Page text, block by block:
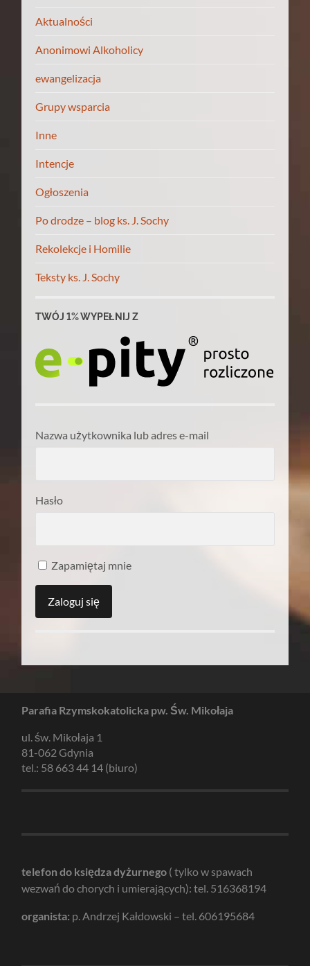
Aktualności
Anonimowi Alkoholicy
ewangelizacja
Grupy wsparcia
Inne
Intencje
Ogłoszenia
Po drodze – blog ks. J. Sochy
Rekolekcje i Homilie
Teksty ks. J. Sochy
TWÓJ 1% WYPEŁNIJ Z
Nazwa użytkownika lub adres e-mail
Hasło
Zapamiętaj mnie
Parafia Rzymskokatolicka pw. Św. Mikołaja
ul. św. Mikołaja 1
81-062 Gdynia
tel.: 58 663 44 14 (biuro)
telefon do księdza dyżurnego ( tylko w spawach
wezwań do chorych i umierających): tel. 516368194
organista: p. Andrzej Kałdowski – tel. 606195684